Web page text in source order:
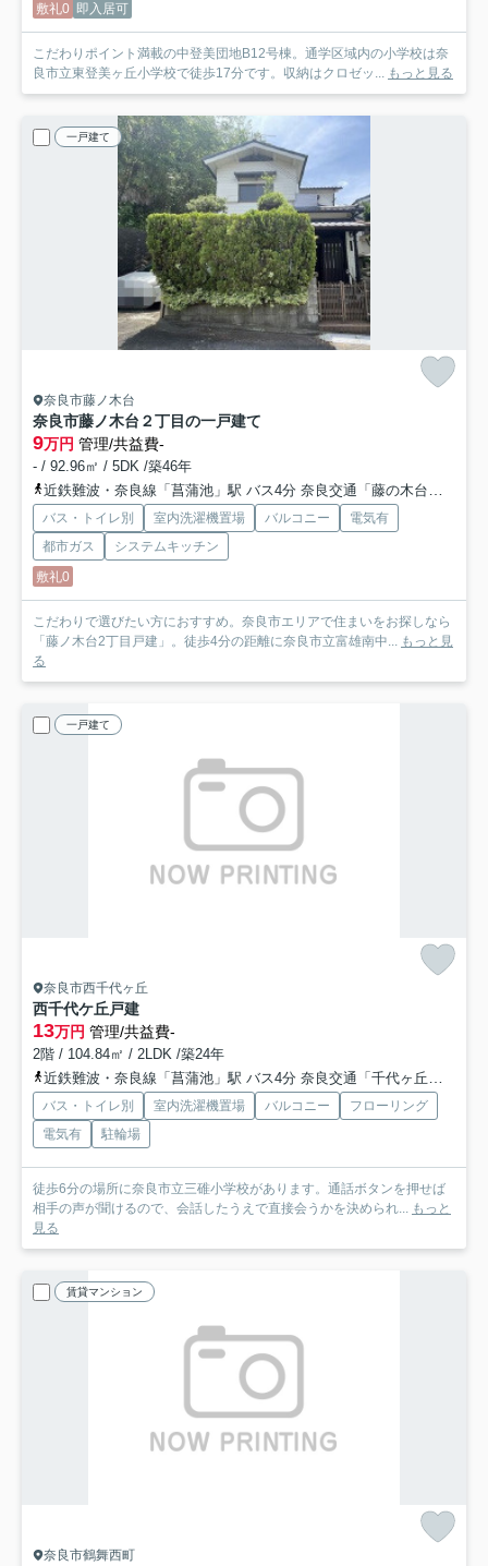
敷礼0 即入居可
こだわりポイント満載の中登美団地B12号棟。通学区域内の小学校は奈
良市立東登美ヶ丘小学校で徒歩17分です。収納はクロゼッ... もっと見る
一戸建て
奈良市藤ノ木台
奈良市藤ノ木台２丁目の一戸建て
9万円 管理/共益費-
- / 92.96㎡ / 5DK /築46年
近鉄難波・奈良線「菖蒲池」駅 バス4分 奈良交通「藤の木台一丁目」 停歩9分
バス・トイレ別 室内洗濯機置場 バルコニー
電気有
都市ガス
システムキッチン
敷礼0
こだわりで選びたい方におすすめ。奈良市エリアで住まいをお探しなら
「藤ノ木台2丁目戸建」。徒歩4分の距離に奈良市立富雄南中... もっと見
る
一戸建て
奈良市西千代ヶ丘
西千代ケ丘戸建
13万円 管理/共益費-
2階 / 104.84㎡ / 2LDK /築24年
近鉄難波・奈良線「菖蒲池」駅 バス4分 奈良交通「千代ヶ丘一丁目（奈良県）」 停歩14分
バス・トイレ別 室内洗濯機置場 バルコニー
フローリング
電気有
駐輪場
徒歩6分の場所に奈良市立三碓小学校があります。通話ボタンを押せば
相手の声が聞けるので、会話したうえで直接会うかを決められ... もっと
見る
賃貸マンション
奈良市鶴舞西町